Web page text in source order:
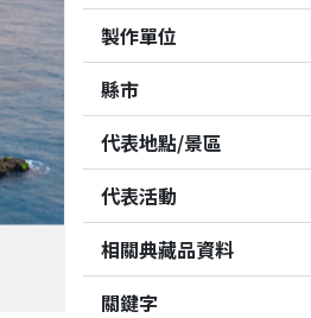
製作單位
縣市
代表地點/景區
代表活動
相關典藏品資料
關鍵字